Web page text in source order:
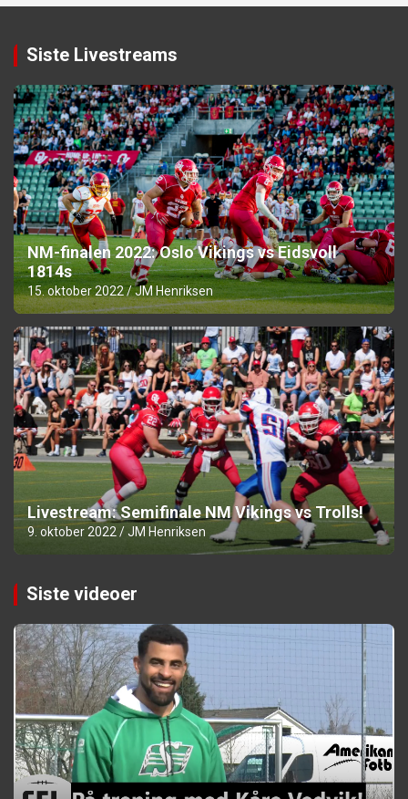
Siste Livestreams
NM-finalen 2022: Oslo Vikings vs Eidsvoll
1814s
15. oktober 2022 JM Henriksen
Livestream: Semifinale NM Vikings vs Trolls!
9. oktober 2022 JM Henriksen
Siste videoer